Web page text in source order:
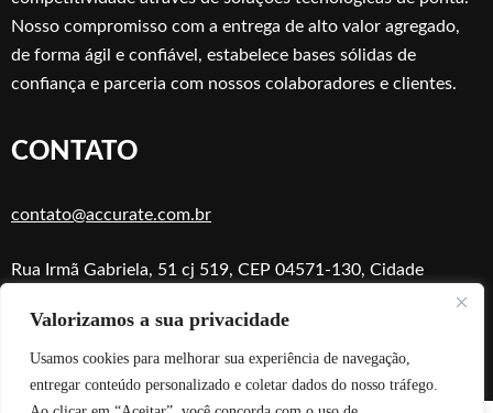
Valorizamos a sua privacidade
Usamos cookies para melhorar sua experiência de navegação,
entregar conteúdo personalizado e coletar dados do nosso tráfego.
Nosso compromisso com a entrega de alto valor agregado,
de forma ágil e confiável, estabelece bases sólidas de
confiança e parceria com nossos colaboradores e clientes.
CONTATO
contato@accurate.com.br
Rua Irmã Gabriela, 51 cj 519, CEP 04571-130, Cidade